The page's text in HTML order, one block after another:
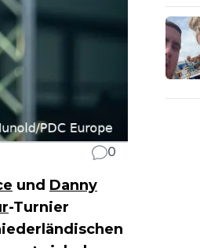
0
und Danny
-Turnier